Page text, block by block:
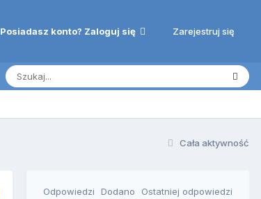
Posiadasz konto? Zaloguj się Zarejestruj się
Cała aktywność
Odpowiedzi Dodano Ostatniej odpowiedzi